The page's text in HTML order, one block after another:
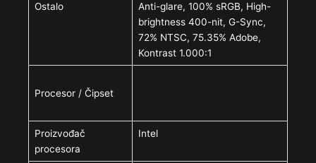
Ostalo
Anti-glare, 100% sRGB, High-
brightness 400-nit, G-Sync,
72% NTSC, 75.35% Adobe,
Kontrast 1.000:1
Procesor / Čipset
Proizvođač
procesora
Intel